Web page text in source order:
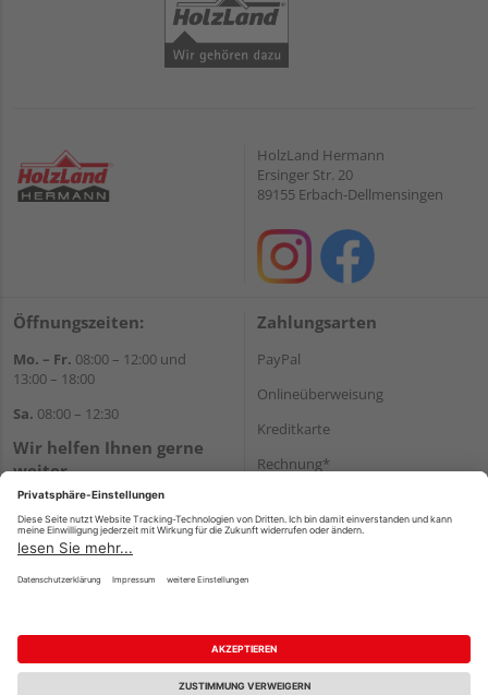
HolzLand Hermann
Ersinger Str. 20
89155 Erbach-Dellmensingen
Öffnungszeiten:
Mo. – Fr. 08:00 – 12:00 und
13:00 – 18:00
Sa. 08:00 – 12:30
Wir helfen Ihnen gerne
weiter
Tel.:+49 7305 96330
E-Mail:shop@holzland-
hermann.de
Zahlungsarten
PayPal
Onlineüberweisung
Kreditkarte
Rechnung*
Versand
Impressum AGB Widerruf
Datenschutz
Reservierungsbedingungen
Vertrag widerrufen